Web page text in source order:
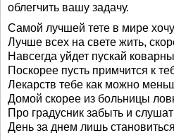
облегчить вашу задачу.
Самой лучшей тете в мире
Лучше всех на свете жить,
Навсегда уйдет пускай
Поскорее пусть примчится к
Лекарств тебе как можно
Домой скорее из больницы
Про градусник забыть и
День за днем лишь